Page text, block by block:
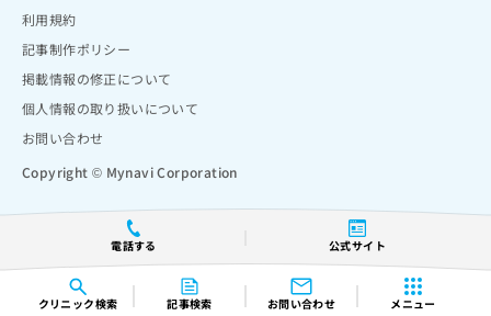
クリニック検索 記事検索 お問い合わせ メニュー
電話する 公式サイト
利用規約
記事制作ポリシー
掲載情報の修正について
個人情報の取り扱いについて
お問い合わせ
Copyright © Mynavi Corporation